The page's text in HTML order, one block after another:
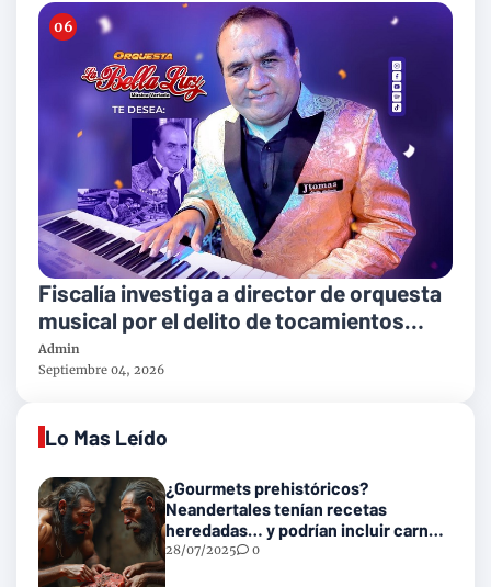
Fiscalía investiga a director de orquesta
musical por el delito de tocamientos
indebidos
Admin
Septiembre 04, 2026
Lo Mas Leído
¿Gourmets prehistóricos?
Neandertales tenían recetas
heredadas… y podrían incluir carne
con gusanos
28/07/2025 0